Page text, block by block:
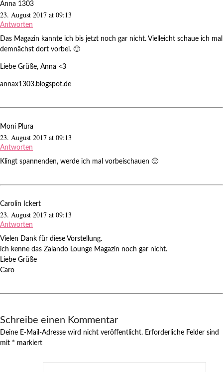
Anna 1303
23. August 2017 at 09:13
Antworten
Das Magazin kannte ich bis jetzt noch gar nicht. Vielleicht schaue ich mal
demnächst dort vorbei. 🙂
Liebe Grüße, Anna <3
annax1303.blogspot.de
Moni Plura
23. August 2017 at 09:13
Antworten
Klingt spannenden, werde ich mal vorbeischauen 🙂
Carolin Ickert
23. August 2017 at 09:13
Antworten
Vielen Dank für diese Vorstellung.
ich kenne das Zalando Lounge Magazin noch gar nicht.
Liebe Grüße
Caro
Schreibe einen Kommentar
Deine E-Mail-Adresse wird nicht veröffentlicht. Erforderliche Felder sind
mit * markiert